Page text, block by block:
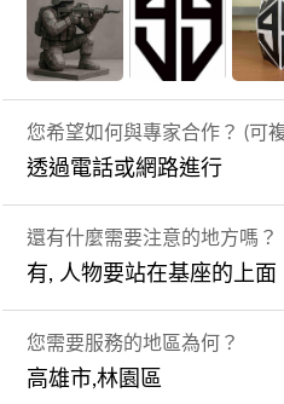
您希望如何與專家合作？ (可
透過電話或網路進行
還有什麼需要注意的地方嗎？
有, 人物要站在基座的上面
您需要服務的地區為何？
高雄市,林園區